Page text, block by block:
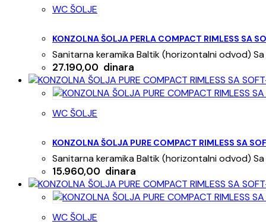
WC ŠOLJE
KONZOLNA ŠOLJA PERLA COMPACT RIMLESS SA
Sanitarna keramika Baltik (horizontalni odvod)
27.190,00 dinara
WC ŠOLJE
KONZOLNA ŠOLJA PURE COMPACT RIMLESS SA
Sanitarna keramika Baltik (horizontalni odvod)
15.960,00 dinara
WC ŠOLJE